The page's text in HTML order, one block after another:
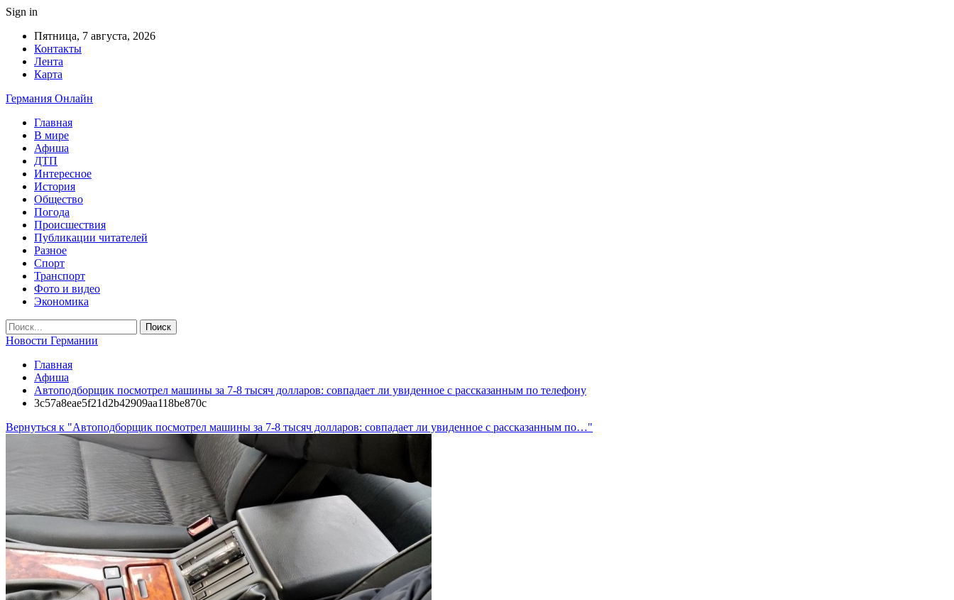
Sign in
Пятница, 7 августа, 2026
Контакты
Лента
Карта
Германия Онлайн
Главная
В мире
Афиша
ДТП
Интересное
История
Общество
Погода
Происшествия
Публикации читателей
Разное
Спорт
Транспорт
Фото и видео
Экономика
Новости Германии
Главная
Афиша
Автоподборщик посмотрел машины за 7-8 тысяч долларов: совпадает ли увиденное с рассказанным по телефону
3c57a8eae5f21d2b42909aa118be870c
Вернуться к "Автоподборщик посмотрел машины за 7-8 тысяч долларов: совпадает ли увиденное с рассказанным по…"